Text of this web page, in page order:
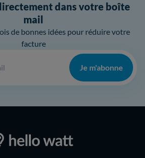
dans votre boîte
mail
de bonnes idées pour réduire votre
facture
Je m'abonne